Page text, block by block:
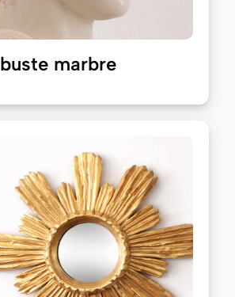
buste marbre